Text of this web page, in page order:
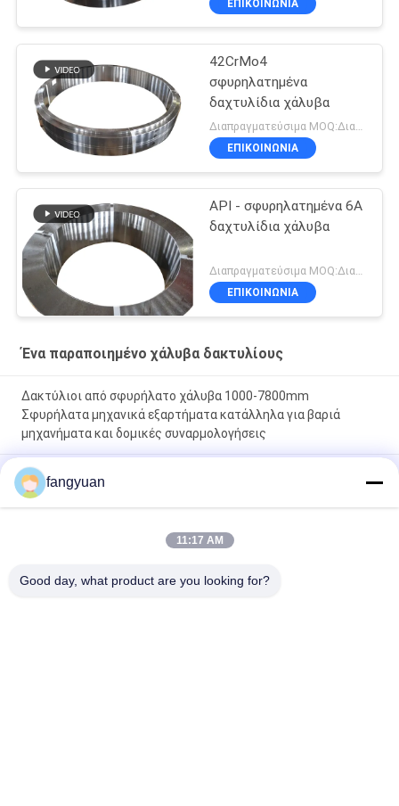
ΕΠΙΚΟΙΝΩΝΊΑ
42CrMo4
σφυρηλατημένα
δαχτυλίδια χάλυβα
Διαπραγματεύσιμα MOQ:Διαπραγματεύσιμος
ΕΠΙΚΟΙΝΩΝΊΑ
API - σφυρηλατημένα 6A
δαχτυλίδια χάλυβα
Διαπραγματεύσιμα MOQ:Διαπραγματεύσιμος
ΕΠΙΚΟΙΝΩΝΊΑ
Ένα παραποιημένο χάλυβα δακτυλίους
Δακτύλιοι από σφυρήλατο χάλυβα 1000-7800mm
Σφυρήλατα μηχανικά εξαρτήματα κατάλληλα για βαριά
μηχανήματα και δομικές συναρμολογήσεις
Σφυρήλατα δακτυλίδια από χάλυβα 42CrMo4 που
προσφέρουν διαστατική ακρίβεια 1000-7800mm
σχεδιασμένα για να πληρούν αυστηρά μηχανικά πρότυπα
Σκληρότητα 240320 Σφυρηλατημένα ατσάλινα δαχτυλίδια
απαιτήσεις των βαρέων βιομηχανικών εφαρμογών
fangyuan
11:17 AM
Good day, what product are you looking for?